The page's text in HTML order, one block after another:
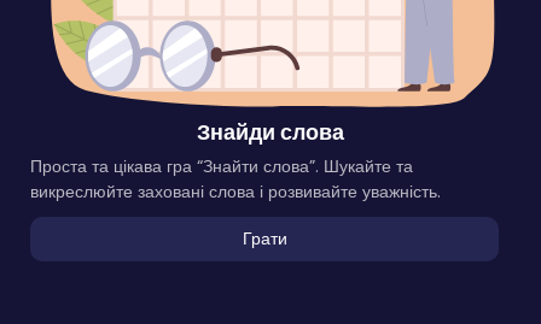
Знайди слова
Проста та цікава гра “Знайти слова”. Шукайте та
викреслюйте заховані слова і розвивайте уважність.
Грати